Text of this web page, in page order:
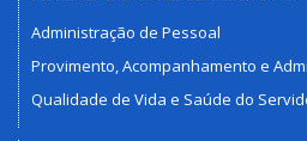
Administração de Pessoal
Provimento, Acompanhamento e
Qualidade de Vida e Saúde do